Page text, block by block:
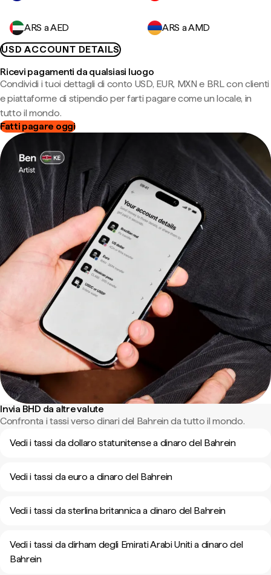
ARS a AED
ARS a AMD
USD ACCOUNT DETAILS
Ricevi pagamenti da qualsiasi luogo
Condividi i tuoi dettagli di conto USD, EUR, MXN e BRL con clienti
e piattaforme di stipendio per farti pagare come un locale, in
tutto il mondo.
Fatti pagare oggi
Invia BHD da altre valute
Confronta i tassi verso dinari del Bahrein da tutto il mondo.
Vedi i tassi da dollaro statunitense a dinaro del Bahrein
Vedi i tassi da euro a dinaro del Bahrein
Vedi i tassi da sterlina britannica a dinaro del Bahrein
Vedi i tassi da dirham degli Emirati Arabi Uniti a dinaro del
Bahrein